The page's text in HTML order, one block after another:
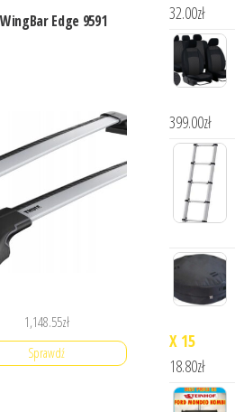
Edge 9591
1,148.55zł
Sprawdź
32.00zł
399.00zł
X 15
18.80zł